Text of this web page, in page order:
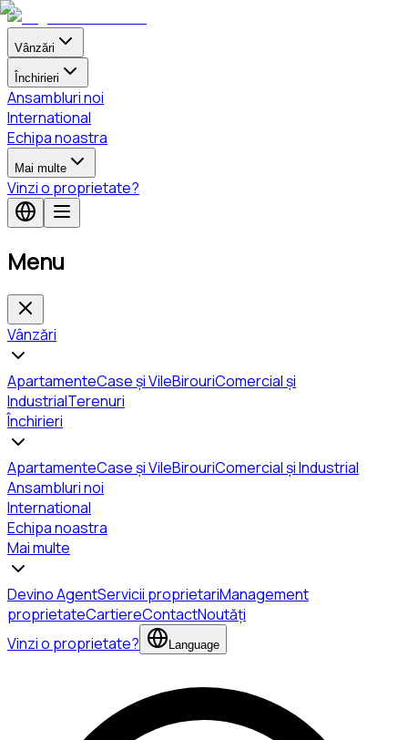
Vânzări
Închirieri
Ansambluri noi
International
Echipa noastra
Mai multe
Vinzi o proprietate?
Menu
Vânzări
ApartamenteCase și VileBirouriComercial și
IndustrialTerenuri
Închirieri
ApartamenteCase și VileBirouriComercial și Industrial
Ansambluri noi
International
Echipa noastra
Mai multe
Devino AgentServicii proprietariManagement
proprietateCartiereContactNoutăți
Vinzi o proprietate?
Language